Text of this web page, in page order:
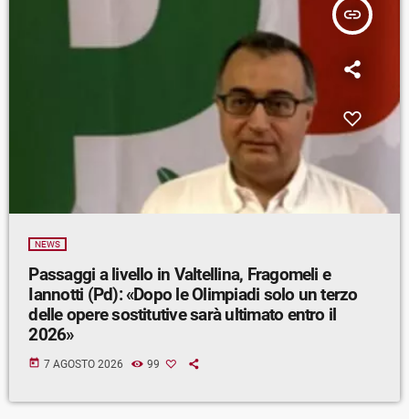
insert_link
NEWS
Passaggi a livello in Valtellina, Fragomeli e
Iannotti (Pd): «Dopo le Olimpiadi solo un terzo
delle opere sostitutive sarà ultimato entro il
2026»
today 7 AGOSTO 2026 99